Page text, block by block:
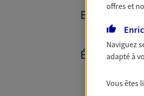
BANQUE ET
ÉPARGNE
offres et
Naviguez
adapté à
Vous êtes